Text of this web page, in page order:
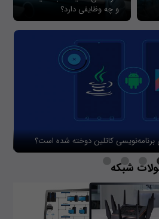
و چه وظایفی دارد؟
برنامه‌نویسی کاتلین دوخته شده است؟
شبکه